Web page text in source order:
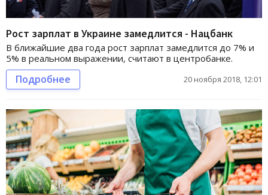
Рост зарплат в Украине замедлится - Нацбанк
В ближайшие два года рост зарплат замедлится до 7% и
5% в реальном выражении, считают в центробанке.
Подробнее 20 ноября 2018, 12:01